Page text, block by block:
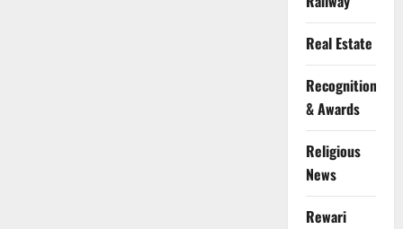
Real Estate
Recognition
& Awards
Religious
News
Rewari